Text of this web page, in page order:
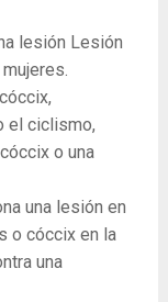
lesión Lesión
el ciclismo,
o una
una lesión en
o cóccix en la
una